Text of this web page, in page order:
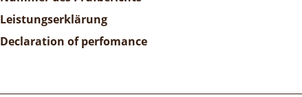
Leistungserklärung
Declaration of perfomance